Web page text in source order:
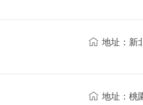
地址：新
地址：桃